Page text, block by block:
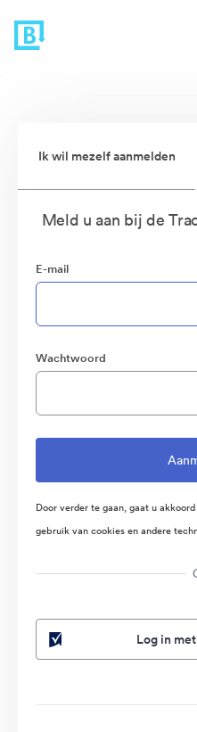
Ik wil mezelf aanmelden
Meld u aan bij de
E-mail
Wachtwoord
Door verder te gaan, gaat u
gebruik van cookies en andere
Log in